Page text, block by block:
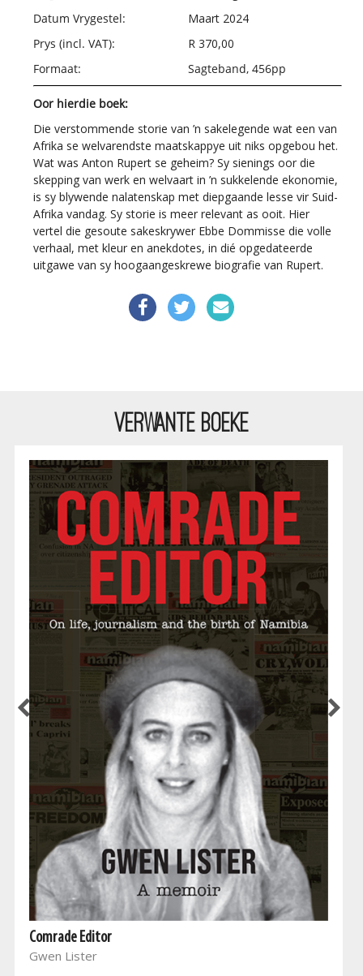
Datum Vrygestel:
Maart 2024
Prys (incl. VAT):
R 370,00
Formaat:
Sagteband, 456pp
Oor hierdie boek:
Die verstommende storie van ’n sakelegende wat een van
Afrika se welvarendste maatskappye uit niks opgebou het.
Wat was Anton Rupert se geheim? Sy sienings oor die
skepping van werk en welvaart in ’n sukkelende ekonomie,
is sy blywende nalatenskap met diepgaande lesse vir Suid-
Afrika vandag. Sy storie is meer relevant as ooit. Hier
vertel die gesoute sakeskrywer Ebbe Dommisse die volle
verhaal, met kleur en anekdotes, in dié opgedateerde
uitgawe van sy hoogaangeskrewe biografie van Rupert.
VERWANTE BOEKE
Comrade Editor
Gwen Lister